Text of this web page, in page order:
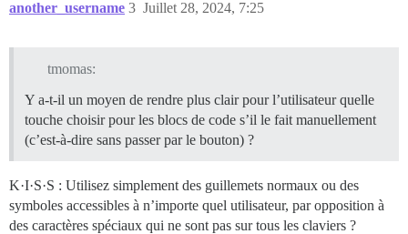
another_username Juillet 28, 2024, 7:25
3
tmomas:
Y a-t-il un moyen de rendre plus clair pour l’utilisateur quelle
touche choisir pour les blocs de code s’il le fait manuellement
(c’est-à-dire sans passer par le bouton) ?
K·I·S·S : Utilisez simplement des guillemets normaux ou des
symboles accessibles à n’importe quel utilisateur, par opposition à
des caractères spéciaux qui ne sont pas sur tous les claviers ?